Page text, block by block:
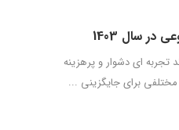
سال 1403
تجربه ای دشوار و پرهزینه
برای جایگزینی ...